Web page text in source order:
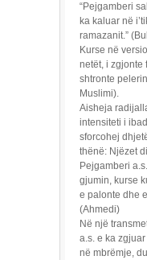
“Pejgamberi
ka kaluar në
ramazanit.”
Kurse në
netët, i zgjonte
shtronte
Muslimi).
Aisheja
intensiteti i
sforcohej
thënë: Njëzet
Pejgamberi
gjumin, kurse
e palonte dhe
(Ahmedi)
Në një
a.s. e ka
në mbrëmje,